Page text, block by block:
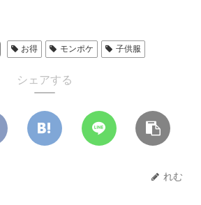
お得 モンポケ 子供服
シェアする
れむ